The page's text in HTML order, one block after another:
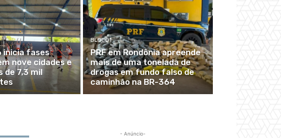
fases
nove cidades e
de 7,3 mil
BLOCO1
PRF em Rondônia apreende
mais de uma tonelada de
drogas em fundo falso de
caminhão na BR-364
- Anúncio-